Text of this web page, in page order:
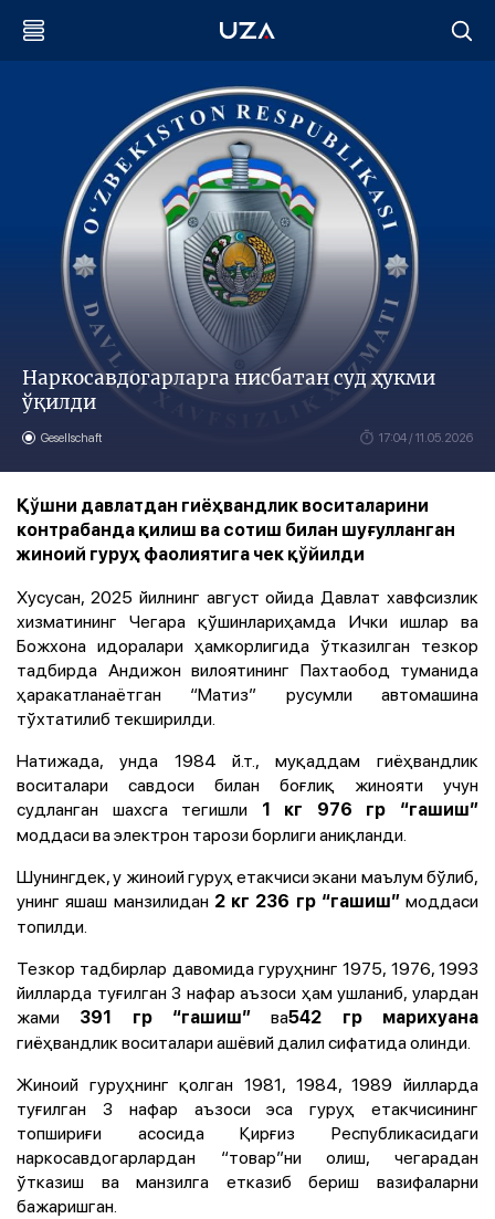
Наркосавдогарларга нисбатан суд ҳукми
ўқилди
Gesellschaft 17:04 / 11.05.2026
Қўшни давлатдан гиёҳвандлик воситаларини
контрабанда қилиш ва сотиш билан шуғулланган
жиноий гуруҳ фаолиятига чек қўйилди
Хусусан, 2025 йилнинг август ойида Давлат хавфсизлик
хизматининг Чегара қўшинлариҳамда Ички ишлар ва
Божхона идоралари ҳамкорлигида ўтказилган тезкор
тадбирда Андижон вилоятининг Пахтаобод туманида
ҳаракатланаётган “Матиз” русумли автомашина
тўхтатилиб текширилди.
Натижада, унда 1984 й.т., муқаддам гиёҳвандлик
воситалари савдоси билан боғлиқ жинояти учун
судланган шахсга тегишли
1 кг 976 гр “гашиш”
моддаси ва электрон тарози борлиги аниқланди.
Шунингдек, у жиноий гуруҳ етакчиси экани маълум бўлиб,
унинг яшаш манзилидан 2 кг 236 гр “гашиш”моддаси
топилди.
Тезкор тадбирлар давомида гуруҳнинг 1975, 1976, 1993
йилларда туғилган 3 нафар аъзоси ҳам ушланиб, улардан
жами
391 гр “гашиш”ва542 гр марихуана
гиёҳвандлик воситалари ашёвий далил сифатида олинди.
Жиноий гуруҳнинг қолган 1981, 1984, 1989 йилларда
туғилган 3 нафар аъзоси эса гуруҳ етакчисининг
топшириғи асосида Қирғиз Республикасидаги
наркосавдогарлардан “товар”ни олиш, чегарадан
ўтказиш ва манзилга етказиб бериш вазифаларни
бажаришган.